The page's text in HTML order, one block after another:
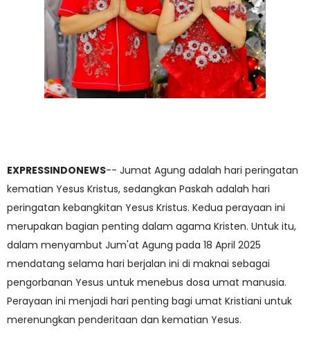
EXPRESSINDONEWS-- Jumat Agung adalah hari peringatan
kematian Yesus Kristus, sedangkan Paskah adalah hari
peringatan kebangkitan Yesus Kristus. Kedua perayaan ini
merupakan bagian penting dalam agama Kristen. Untuk itu,
dalam menyambut Jum'at Agung pada 18 April 2025
mendatang selama hari berjalan ini di maknai sebagai
pengorbanan Yesus untuk menebus dosa umat manusia.
Perayaan ini menjadi hari penting bagi umat Kristiani untuk
merenungkan penderitaan dan kematian Yesus.